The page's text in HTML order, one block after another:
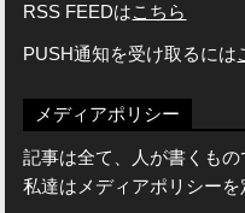
RSS FEEDはこちら
PUSH通知を受け取るには
メディアポリシー
記事は全て、人が書くもの
私達はメディアポリシーを